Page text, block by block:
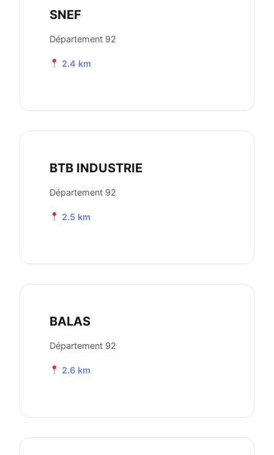
SNEF
Département 92
2.4 km
BTB INDUSTRIE
Département 92
2.5 km
BALAS
Département 92
2.6 km